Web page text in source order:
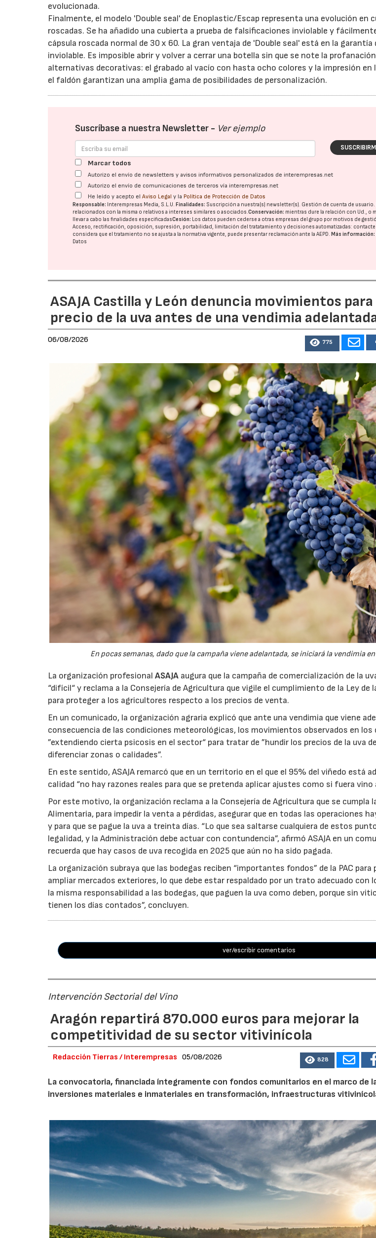
evolucionada.
Finalmente, el modelo 'Double seal' de Enoplastic/Escap representa una evolución en
roscadas. Se ha añadido una cubierta a prueba de falsificaciones inviolable y
cápsula roscada normal de 30 x 60. La gran ventaja de 'Double seal' está en la garantía
inviolable. Es imposible abrir y volver a cerrar una botella sin que se note la
alternativas decorativas: el grabado al vacío con hasta ocho colores y la impresión en
el faldón garantizan una amplia gama de posibilidades de personalización.
Suscríbase a nuestra Newsletter - Ver ejemplo
Marcar todos
Autorizo el envío de newsletters y avisos informativos personalizados de interempresas.net
Autorizo el envío de comunicaciones de terceros vía interempresas.net
He leído y acepto elAviso Legal y la Política de Protección de Datos
Responsable: Interempresas Media, S.L.U. Finalidades: Suscripción a nuestra(s) newsletter(s). Gestión de cuenta de usuario.
relacionados con la misma o relativos a intereses similares o asociados.Conservación: mientras dure la relación con Ud., o
llevar a cabo las finalidades especificadasCesión: Los datos pueden cederse a otras empresas del grupo por motivos de
Acceso, rectificación, oposición, supresión, portabilidad, limitación del tratatamiento y decisiones automatizadas: contacte
considera que el tratamiento no se ajusta a la normativa vigente, puede presentar reclamación ante laAEPD. Más información:
Datos
ASAJA Castilla y León denuncia movimientos
precio de la uva antes de una vendimia
06/08/2026 775
En pocas semanas, dado que la campaña viene adelantada, se iniciará la vendimia
La organización profesionalASAJA augura que la campaña de comercialización de la
“difícil“ y reclama a la Consejería de Agricultura que vigile el cumplimiento de la Ley de
para proteger a los agricultores respecto a los precios de venta.
En un comunicado, la organización agraria explicó que ante una vendimia que viene
consecuencia de las condiciones meteorológicas, los movimientos observados en los
”extendiendo cierta psicosis en el sector“ para tratar de ”hundir los precios de la uva
diferenciar zonas o calidades”.
En este sentido, ASAJA remarcó que en un territorio en el que el 95% del viñedo está
calidad “no hay razones reales para que se pretenda aplicar ajustes como si fuera vino
Por este motivo, la organización reclama a la Consejería de Agricultura que se cumpla
Alimentaria, para impedir la venta a pérdidas, asegurar que en todas las operaciones
y para que se pague la uva a treinta días. “Lo que sea saltarse cualquiera de estos
legalidad, y la Administración debe actuar con contundencia”, afirmó ASAJA en un
recuerda que hay casos de uva recogida en 2025 que aún no ha sido pagada.
La organización subraya que las bodegas reciben “importantes fondos” de la PAC
ampliar mercados exteriores, lo que debe estar respaldado por un trato adecuado con
la misma responsabilidad a las bodegas, que paguen la uva como deben, porque sin
tienen los días contados”, concluyen.
ver/escribir comentarios
Intervención Sectorial del Vino
Aragón repartirá 870.000 euros para mejorar la
competitividad de su sector vitivinícola
Redacción Tierras / Interempresas 05/08/2026 828
La convocatoria, financiada íntegramente con fondos comunitarios en el marco de
inversiones materiales e inmateriales en transformación, infraestructuras
23/07/2026